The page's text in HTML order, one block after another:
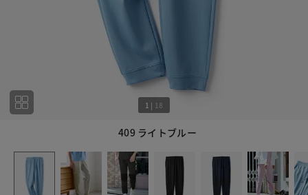
409 ライトブルー
1 | 18
1